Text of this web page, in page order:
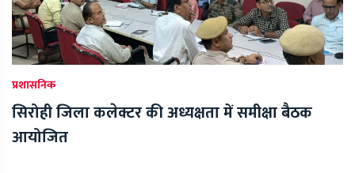
प्रशासनिक
सिरोही जिला कलेक्टर की अध्यक्षता में समीक्षा बैठक
आयोजित